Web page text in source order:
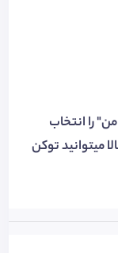
را انتخاب
میتوانید توکن